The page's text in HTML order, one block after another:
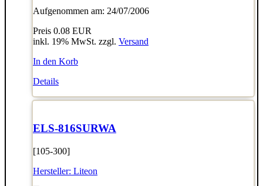
Aufgenommen am: 24/07/2006
Preis 0.08 EUR
inkl. 19% MwSt. zzgl. Versand
In den Korb
Details
ELS-816SURWA
[105-300]
Hersteller: Liteon